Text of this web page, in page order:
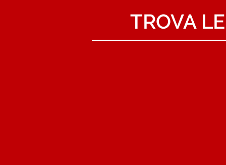
TROVA